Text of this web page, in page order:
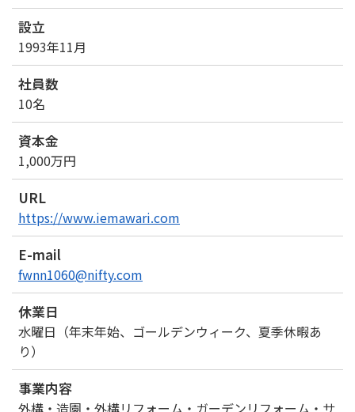
設立
1993年11月
社員数
10名
資本金
1,000万円
URL
https://www.iemawari.com
E-mail
fwnn1060@nifty.com
休業日
水曜日（年末年始、ゴールデンウィーク、夏季休暇あ
り）
事業内容
外構・造園・外構リフォーム・ガーデンリフォーム・サ